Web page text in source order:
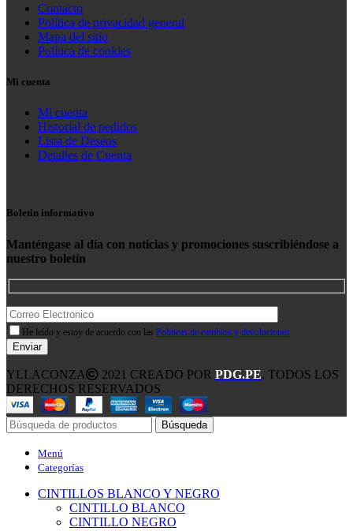
Contacto
Política de privacidad general
Mapa del sitio
Política de cookies
Mi cuenta
Mi cuenta
Historial de pedidos
Lista de Deseos
Detalles de Cuenta
Boletin informativo
Manténgase al día con noticias y promociones suscribiéndose a
nuestro boletín
He leído y estoy de acuerdo con las Políticas de cambios y devoluciones
YLLACONZA 2021 CREADO POR PDG.PE. TODOS LOS
DERECHOS RESERVADOS
Búsqueda
Menú
Categorías
CINTILLOS BLANCO Y NEGRO
CINTILLO BLANCO
CINTILLO NEGRO